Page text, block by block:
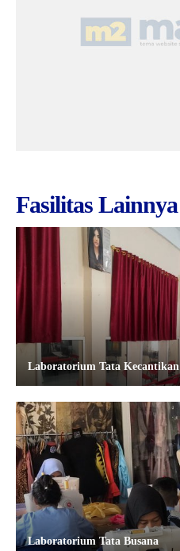
Fasilitas Lainnya
Laboratorium Tata Kecantikan
Laboratorium Tata Busana